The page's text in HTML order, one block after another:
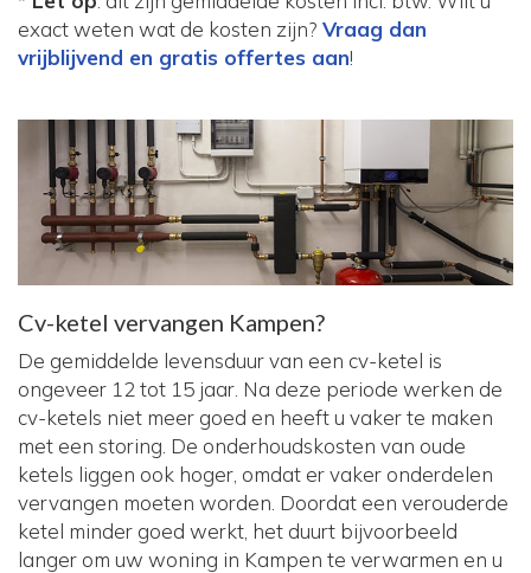
exact weten wat de kosten zijn? Vraag dan
vrijblijvend en gratis offertes aan!
Cv-ketel vervangen Kampen?
De gemiddelde levensduur van een cv-ketel is
ongeveer 12 tot 15 jaar. Na deze periode werken de
cv-ketels niet meer goed en heeft u vaker te maken
met een storing. De onderhoudskosten van oude
ketels liggen ook hoger, omdat er vaker onderdelen
vervangen moeten worden. Doordat een verouderde
ketel minder goed werkt, het duurt bijvoorbeeld
langer om uw woning in Kampen te verwarmen en u